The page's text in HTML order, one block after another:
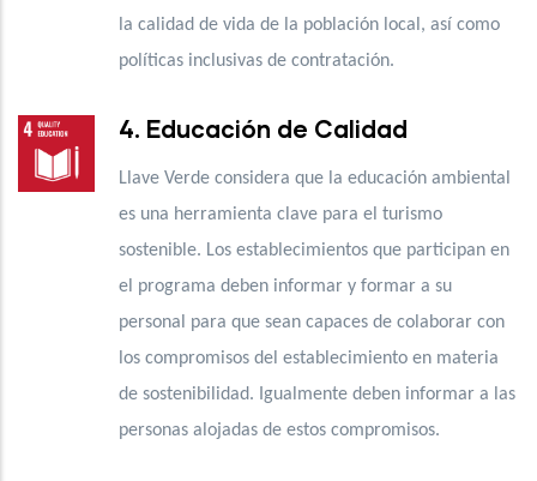
la calidad de vida de la población local, así como
políticas inclusivas de contratación.
4. Educación de Calidad
Llave Verde considera que la educación ambiental
es una herramienta clave para el turismo
sostenible. Los establecimientos que participan en
el programa deben informar y formar a su
personal para que sean capaces de colaborar con
los compromisos del establecimiento en materia
de sostenibilidad. Igualmente deben informar a las
personas alojadas de estos compromisos.